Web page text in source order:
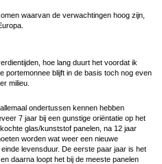
waarvan de verwachtingen hoog zijn,
hoe lang duurt het voordat ik
portemonnee blijft in de basis toch nog even
milieu.
ondertussen kennen hebben
7 jaar bij een gunstige oriëntatie op het
glas/kunststof panelen, na 12 jaar
worden wat weer een nieuwe
levensduur. De eerste paar jaar is het
daarna loopt het bij de meeste panelen